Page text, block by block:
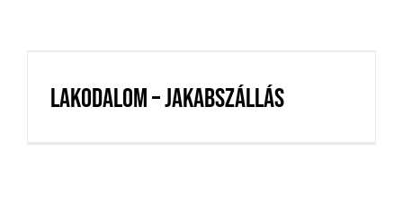
Lakodalom – Jakabszállás